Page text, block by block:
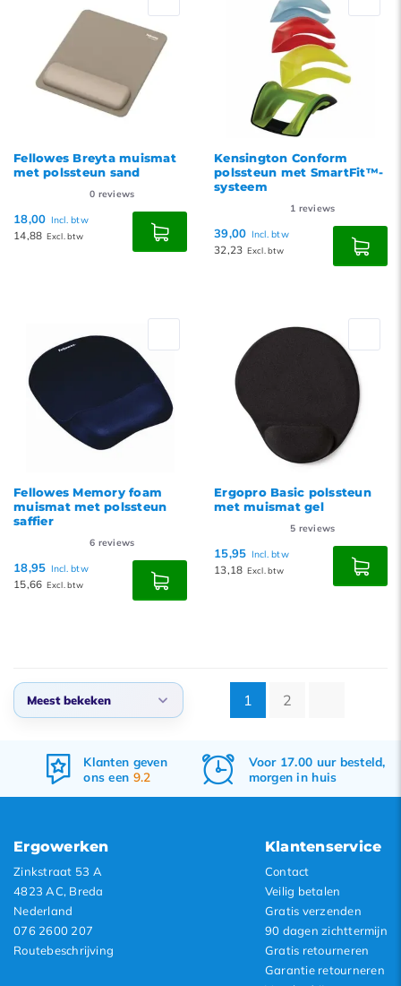
Fellowes Breyta muismat
met polssteun sand
0 reviews
18,00 Incl. btw
14,88 Excl. btw
Kensington Conform
polssteun met SmartFit™-
systeem
1 reviews
39,00 Incl. btw
32,23 Excl. btw
Fellowes Memory foam
muismat met polssteun
saffier
6 reviews
18,95 Incl. btw
15,66 Excl. btw
Ergopro Basic polssteun
met muismat gel
5 reviews
15,95 Incl. btw
13,18 Excl. btw
Meest bekeken
Meest bekeken
Nieuwste producten
1 2
Klanten geven
ons een 9.2
Voor 17.00 uur besteld,
morgen in huis
Ergowerken
Zinkstraat 53 A
4823 AC, Breda
Nederland
076 2600 207
Routebeschrijving
Klantenservice
Contact
Veilig betalen
Gratis verzenden
90 dagen zichttermijn
Gratis retourneren
Garantie retourneren